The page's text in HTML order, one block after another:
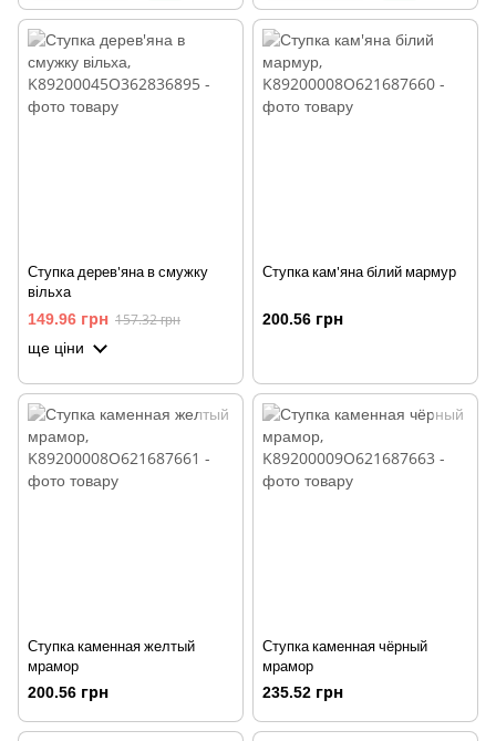
Ступка дерев'яна в смужку
вільха
149.96 грн 157.32 грн
ще ціни
Ступка кам'яна білий мармур
200.56 грн
Ступка каменная желтый
мрамор
200.56 грн
Ступка каменная чёрный
мрамор
235.52 грн